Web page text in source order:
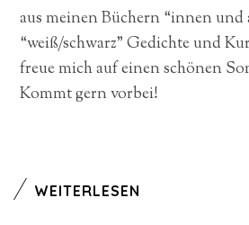
aus meinen Büchern “innen und
“weiß/schwarz” Gedichte und
freue mich auf einen schönen
Kommt gern vorbei!
WEITERLESEN